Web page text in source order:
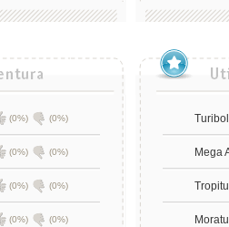
(0%) (0%)
(0%) (0%)
(0%) (0%)
(0%) (0%)
Mega